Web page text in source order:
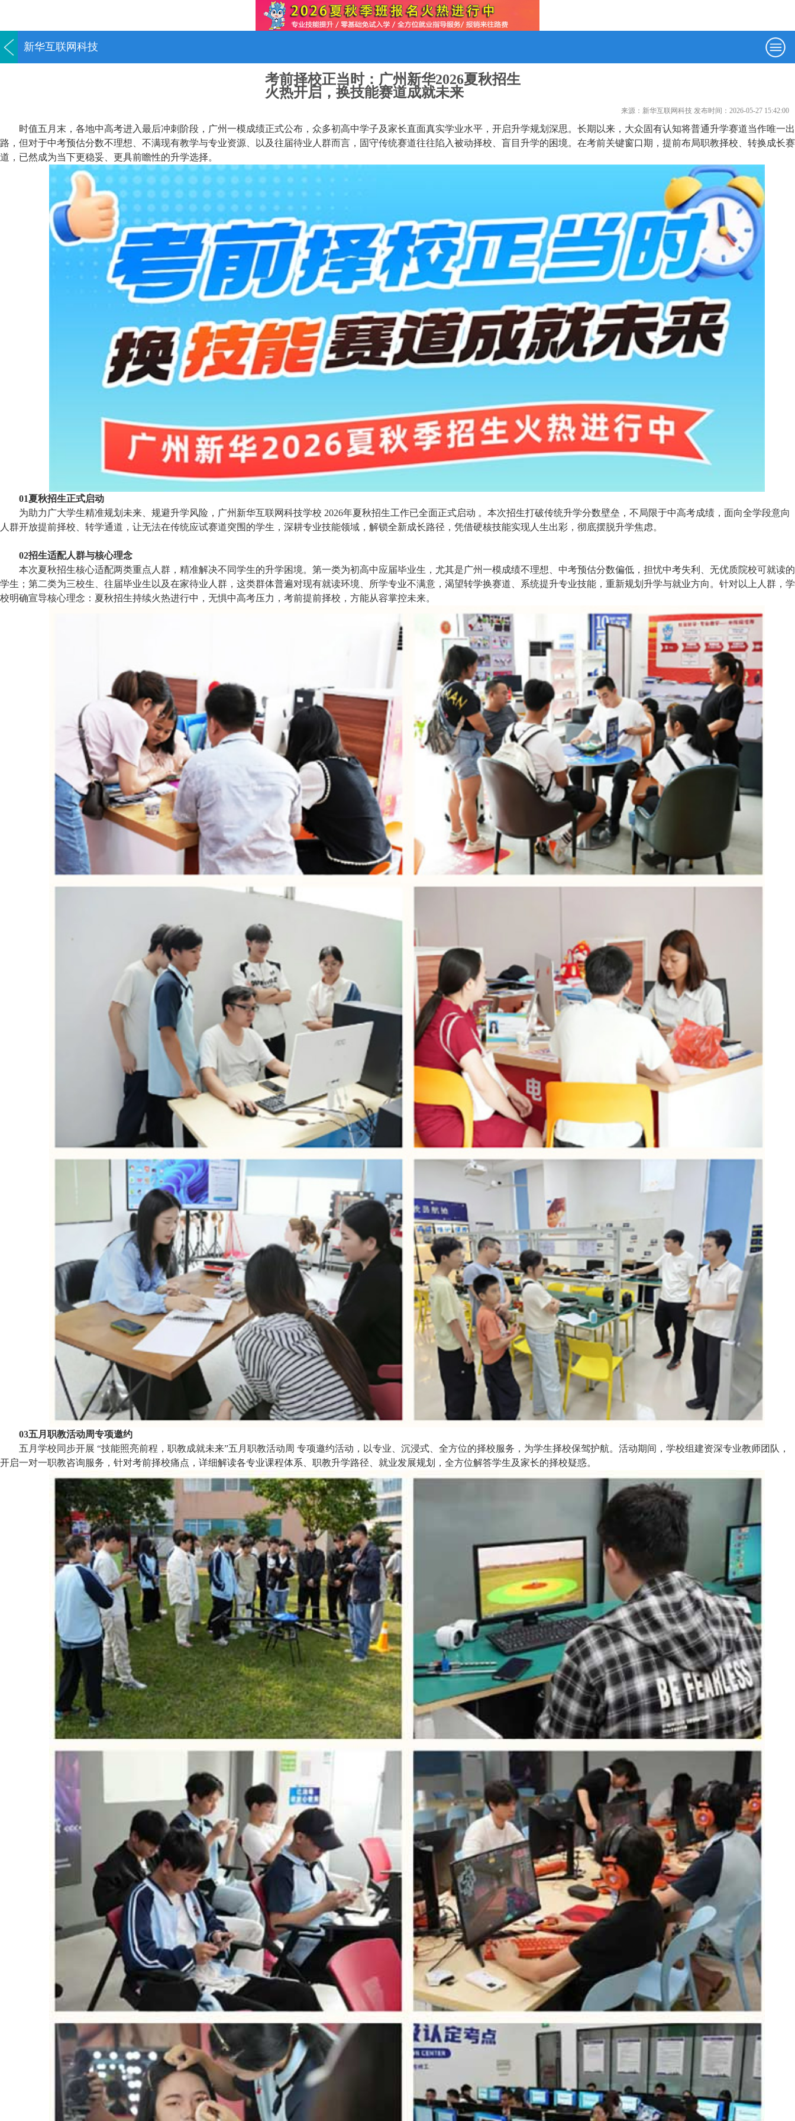
新华互联网科技
考前择校正当时：广州新华2026夏秋招生
火热开启，换技能赛道成就未来
来源：新华互联网科技 发布时间：2026-05-27 15:42:00
时值五月末，各地中高考进入最后冲刺阶段，广州一模成绩正式公布，众多初高中学子及家长直面真实学业水平，开启升学规划深思。长期以来，大众固有认知将普通升学赛道当作唯一出
路，但对于中考预估分数不理想、不满现有教学与专业资源、以及往届待业人群而言，固守传统赛道往往陷入被动择校、盲目升学的困境。在考前关键窗口期，提前布局职教择校、转换成长赛
道，已然成为当下更稳妥、更具前瞻性的升学选择。
01夏秋招生正式启动
为助力广大学生精准规划未来、规避升学风险，广州新华互联网科技学校 2026年夏秋招生工作已全面正式启动 。本次招生打破传统升学分数壁垒，不局限于中高考成绩，面向全学段意向
人群开放提前择校、转学通道，让无法在传统应试赛道突围的学生，深耕专业技能领域，解锁全新成长路径，凭借硬核技能实现人生出彩，彻底摆脱升学焦虑。
02招生适配人群与核心理念
本次夏秋招生核心适配两类重点人群，精准解决不同学生的升学困境。第一类为初高中应届毕业生，尤其是广州一模成绩不理想、中考预估分数偏低，担忧中考失利、无优质院校可就读的
学生；第二类为三校生、往届毕业生以及在家待业人群，这类群体普遍对现有就读环境、所学专业不满意，渴望转学换赛道、系统提升专业技能，重新规划升学与就业方向。针对以上人群，学
校明确宣导核心理念：夏秋招生持续火热进行中，无惧中高考压力，考前提前择校，方能从容掌控未来。
03五月职教活动周专项邀约
五月学校同步开展 “技能照亮前程，职教成就未来”五月职教活动周 专项邀约活动，以专业、沉浸式、全方位的择校服务，为学生择校保驾护航。活动期间，学校组建资深专业教师团队，
开启一对一职教咨询服务，针对考前择校痛点，详细解读各专业课程体系、职教升学路径、就业发展规划，全方位解答学生及家长的择校疑惑。